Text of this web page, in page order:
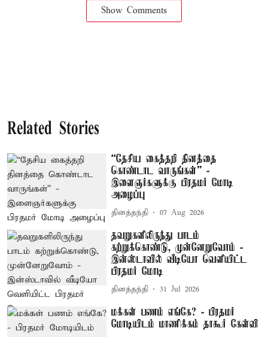
Show Comments
Related Stories
“தேசிய கைத்தறி தினத்தை
கொண்டாட வாருங்கள்” -
இளைஞர்களுக்கு பிரதமர் மோடி
அழைப்பு
தினத்தந்தி 07 Aug 2026
தவறுகளிலிருந்து பாடம்
கற்றுக்கொண்டு, முன்னேறுவோம் -
இன்ஸ்டாவில் வீடியோ வெளியிட்ட
பிரதமர் மோடி
தினத்தந்தி 31 Jul 2026
மக்கள் பணம் எங்கே? - பிரதமர்
மோடியிடம் மாணிக்கம் தாகூர் கேள்வி